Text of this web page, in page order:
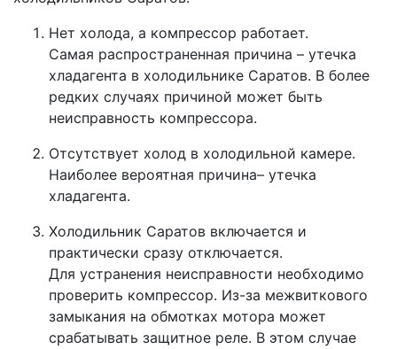
Нет холода, а компрессор работает.
Самая распространенная причина – утечка
хладагента в холодильнике Саратов. В более
редких случаях причиной может быть
неисправность компрессора.
Отсутствует холод в холодильной камере.
Наиболее вероятная причина– утечка
хладагента.
Холодильник Саратов включается и
практически сразу отключается.
Для устранения неисправности необходимо
проверить компрессор. Из-за межвиткового
замыкания на обмотках мотора может
срабатывать защитное реле. В этом случае